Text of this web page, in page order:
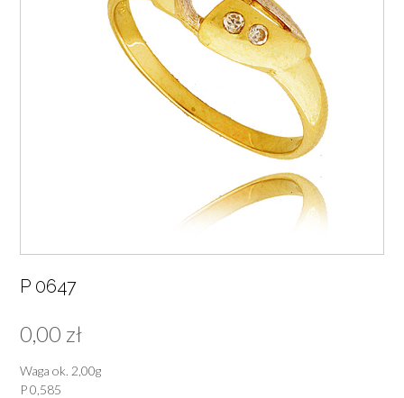
P 0647
0,00 zł
Waga ok. 2,00g
P 0,585